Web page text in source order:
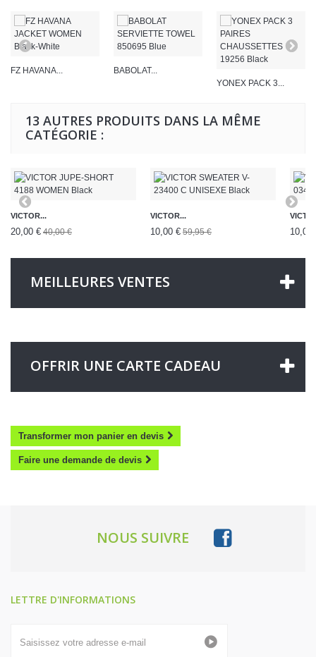
FZ HAVANA...
BABOLAT...
YONEX PACK 3...
13 AUTRES PRODUITS DANS LA MÊME
CATÉGORIE :
VICTOR...
20,00 € 40,00 €
VICTOR...
10,00 € 59,95 € 10,00
MEILLEURES VENTES
OFFRIR UNE CARTE CADEAU
Transformer mon panier en devis
Faire une demande de devis
NOUS SUIVRE
LETTRE D'INFORMATIONS